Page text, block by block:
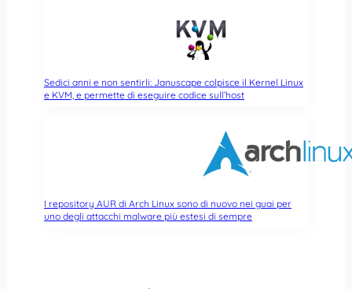
Sedici anni e non sentirli: Januscape colpisce il Kernel Linux
e KVM, e permette di eseguire codice sull’host
I repository AUR di Arch Linux sono di nuovo nei guai per
uno degli attacchi malware più estesi di sempre